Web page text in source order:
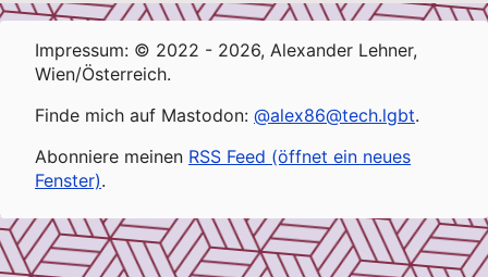
Impressum: © 2022 - 2026, Alexander Lehner,
Wien/Österreich.
Finde mich auf Mastodon: @alex86@tech.lgbt.
Abonniere meinen RSS Feed (öffnet ein neues
Fenster).